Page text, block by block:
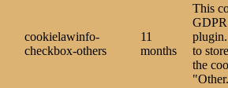
cookielawinfo-
checkbox-others
11
months
This
to
the
"Other.